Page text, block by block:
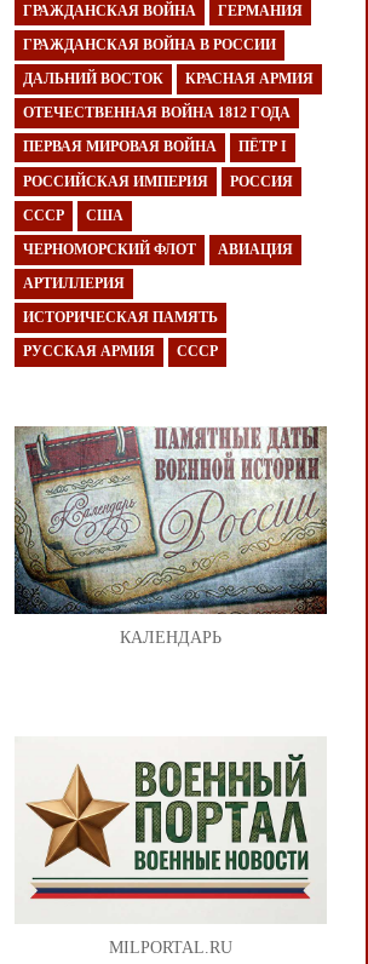
ГРАЖДАНСКАЯ ВОЙНА ГЕРМАНИЯ
ГРАЖДАНСКАЯ ВОЙНА В РОССИИ
ДАЛЬНИЙ ВОСТОК КРАСНАЯ АРМИЯ
ОТЕЧЕСТВЕННАЯ ВОЙНА 1812 ГОДА
ПЕРВАЯ МИРОВАЯ ВОЙНА ПЁТР I
РОССИЙСКАЯ ИМПЕРИЯ РОССИЯ
СССР США
ЧЕРНОМОРСКИЙ ФЛОТ АВИАЦИЯ
АРТИЛЛЕРИЯ
ИСТОРИЧЕСКАЯ ПАМЯТЬ
РУССКАЯ АРМИЯ СССР
КАЛЕНДАРЬ
MILPORTAL.RU